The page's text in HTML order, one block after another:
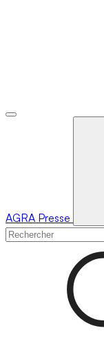
AGRA Presse